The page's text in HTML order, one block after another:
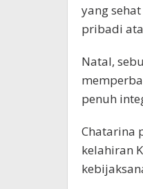
yang
pribadi
Natal,
penuh
Chatarina
kelahiran